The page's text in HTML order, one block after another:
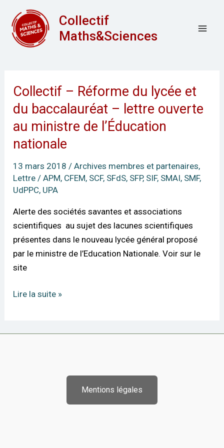
contenu
Collectif
Maths&Sciences
Collectif – Réforme du lycée et
du baccalauréat – lettre ouverte
au ministre de l’Éducation
nationale
13 mars 2018 /Archives membres et partenaires,
Lettre /APM, CFEM, SCF, SFdS, SFP, SIF, SMAI, SMF,
UdPPC, UPA
Alerte des sociétés savantes et associations
scientifiques au sujet des lacunes scientifiques
présentes dans le nouveau lycée général proposé
par le ministre de l’Education Nationale. Voir sur le
site
Collectif
–
du
lycée
du
baccalauréat
lettre
ouverte
au
ministre
de
nationale
Lire la suite »
Mentions légales